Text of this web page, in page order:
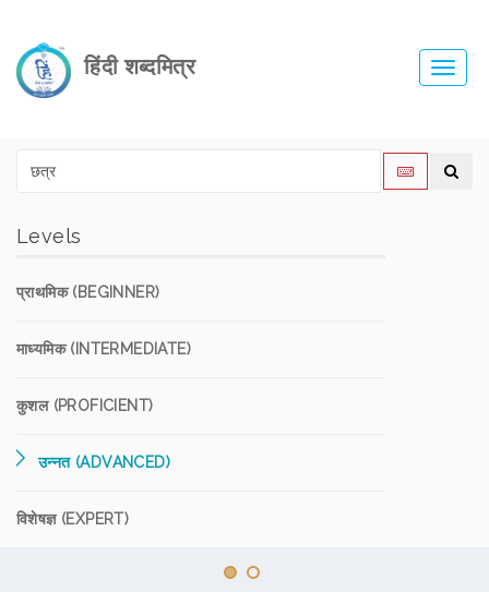
हिंदी शब्दमित्र
Levels
प्राथमिक (BEGINNER)
माध्यमिक (INTERMEDIATE)
कुशल (PROFICIENT)
उन्नत (ADVANCED)
विशेषज्ञ (EXPERT)